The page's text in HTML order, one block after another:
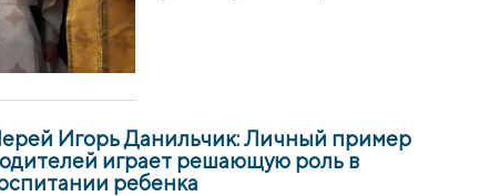
Игорь Данильчик: Личный пример
играет решающую роль в
ребенка